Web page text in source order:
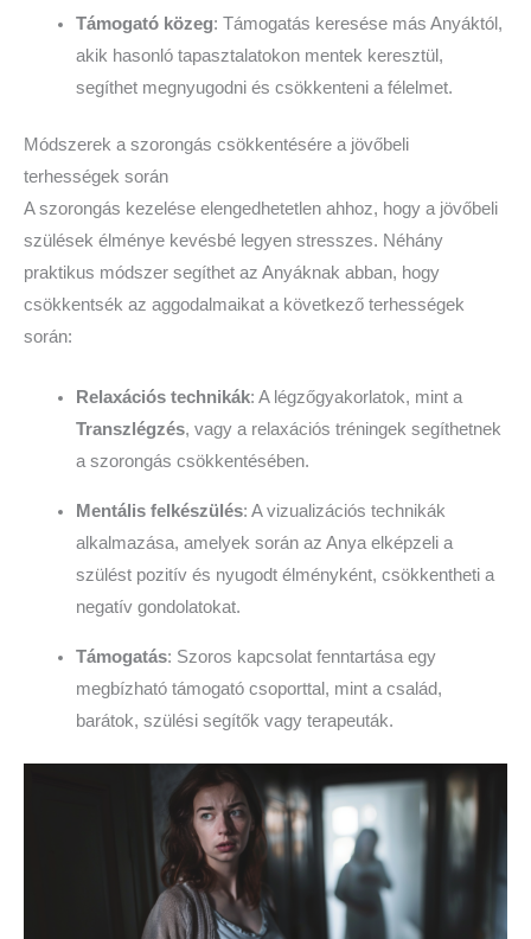
Támogató közeg: Támogatás keresése más Anyáktól,
akik hasonló tapasztalatokon mentek keresztül,
segíthet megnyugodni és csökkenteni a félelmet.
Módszerek a szorongás csökkentésére a jövőbeli
terhességek során
A szorongás kezelése elengedhetetlen ahhoz, hogy a jövőbeli
szülések élménye kevésbé legyen stresszes. Néhány
praktikus módszer segíthet az Anyáknak abban, hogy
csökkentsék az aggodalmaikat a következő terhességek
során:
Relaxációs technikák: A légzőgyakorlatok, mint a
Transzlégzés, vagy a relaxációs tréningek segíthetnek
a szorongás csökkentésében.
Mentális felkészülés: A vizualizációs technikák
alkalmazása, amelyek során az Anya elképzeli a
szülést pozitív és nyugodt élményként, csökkentheti a
negatív gondolatokat.
Támogatás: Szoros kapcsolat fenntartása egy
megbízható támogató csoporttal, mint a család,
barátok, szülési segítők vagy terapeuták.